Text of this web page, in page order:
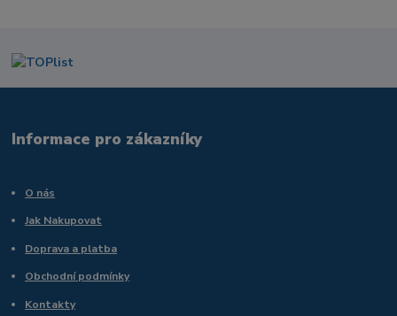
Informace pro zákazníky
O nás
Jak Nakupovat
Doprava a platba
Obchodní podmínky
Kontakty